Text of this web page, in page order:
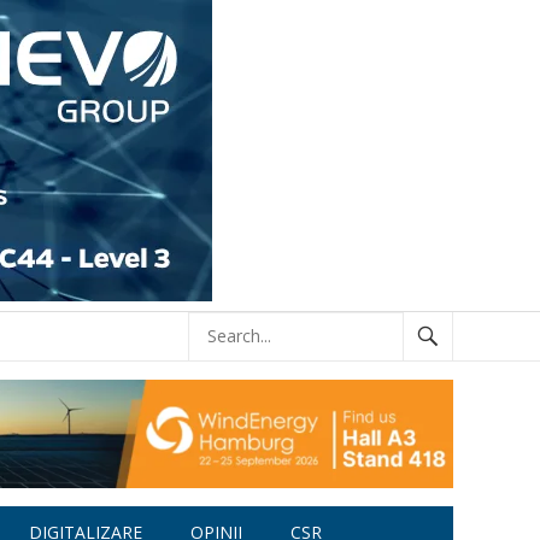
DIGITALIZARE OPINII CSR